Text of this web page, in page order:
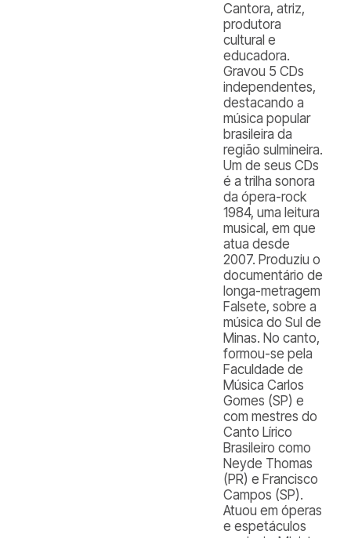
Cantora, atriz,
produtora
cultural e
educadora.
Gravou 5 CDs
independentes,
destacando a
música popular
brasileira da
região sulmineira.
Um de seus CDs
é a trilha sonora
da ópera-rock
1984, uma leitura
musical, em que
atua desde
2007. Produziu o
documentário de
longa-metragem
Falsete, sobre a
música do Sul de
Minas. No canto,
formou-se pela
Faculdade de
Música Carlos
Gomes (SP) e
com mestres do
Canto Lírico
Brasileiro como
Neyde Thomas
(PR) e Francisco
Campos (SP).
Atuou em óperas
e espetáculos